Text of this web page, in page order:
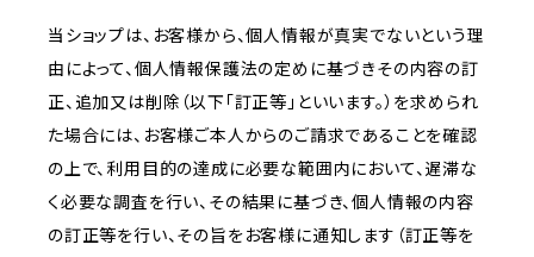
当ショップは、お客様から、個人情報が真実でないという理
由によって、個人情報保護法の定めに基づきその内容の訂
正、追加又は削除（以下「訂正等」といいます。）を求められ
た場合には、お客様ご本人からのご請求であることを確認
の上で、利用目的の達成に必要な範囲内において、遅滞な
く必要な調査を行い、その結果に基づき、個人情報の内容
の訂正等を行い、その旨をお客様に通知します（訂正等を